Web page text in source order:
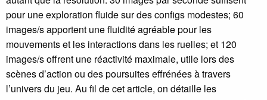
pour une exploration fluide sur des configs modestes; 60
images/s apportent une fluidité agréable pour les
mouvements et les interactions dans les ruelles; et 120
images/s offrent une réactivité maximale, utile lors des
scènes d’action ou des poursuites effrénées à travers
l’univers du jeu. Au fil de cet article, on détaille les